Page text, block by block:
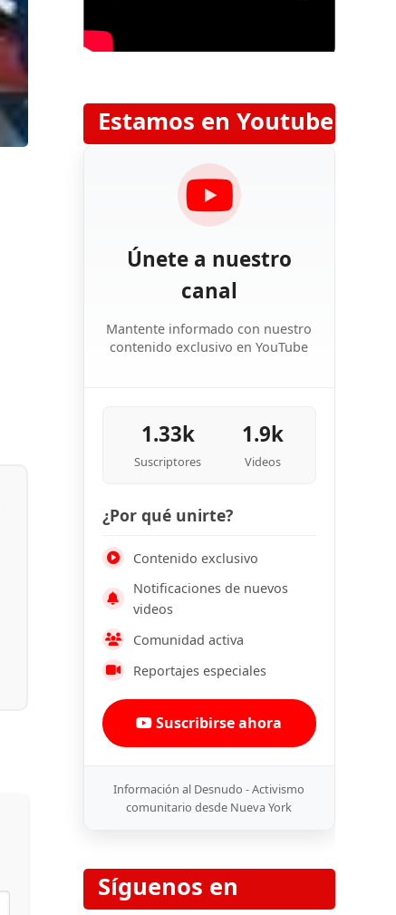
Estamos en Youtube
Únete a nuestro
canal
Mantente informado con nuestro
contenido exclusivo en YouTube
1.33k
Suscriptores
1.9k
Videos
¿Por qué unirte?
Contenido exclusivo
Notificaciones de nuevos
videos
Comunidad activa
Reportajes especiales
Suscribirse ahora
Información al Desnudo - Activismo
comunitario desde Nueva York
Síguenos en